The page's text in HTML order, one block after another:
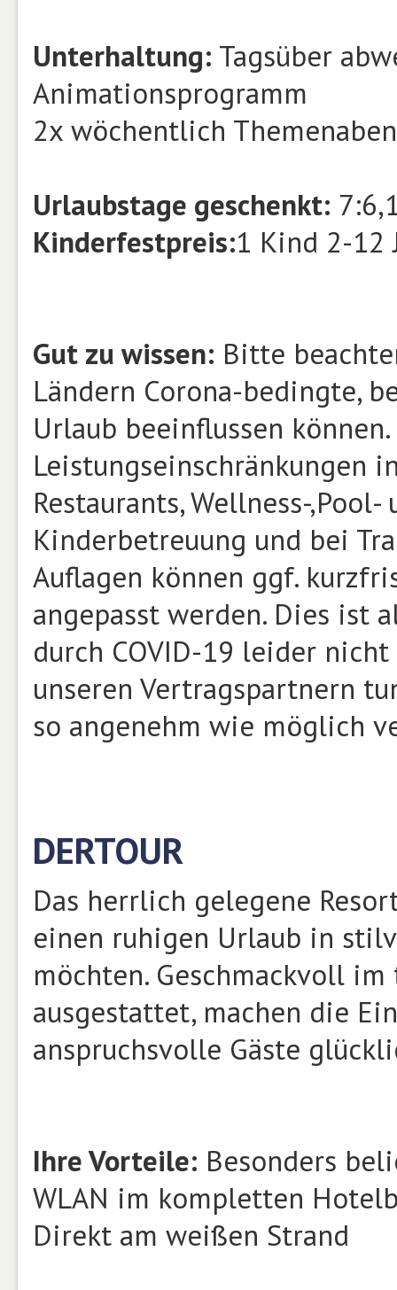
Unterhaltung: Tagsüber
Animationsprogramm
2x wöchentlich
Urlaubstage geschenkt:
Kinderfestpreis:1 Kind 2-12
Gut zu wissen: Bitte
Ländern Corona-bedingte,
Urlaub beeinflussen
Leistungseinschränkungen
Restaurants, Wellness-
Kinderbetreuung und bei
Auflagen können ggf.
angepasst werden. Dies ist
durch COVID-19 leider
unseren Vertragspartnern
so angenehm wie möglich
DERTOUR
Das herrlich gelegene
einen ruhigen Urlaub in
möchten. Geschmackvoll
ausgestattet, machen die
anspruchsvolle Gäste
Ihre Vorteile: Besonders
WLAN im kompletten
Direkt am weißen Strand